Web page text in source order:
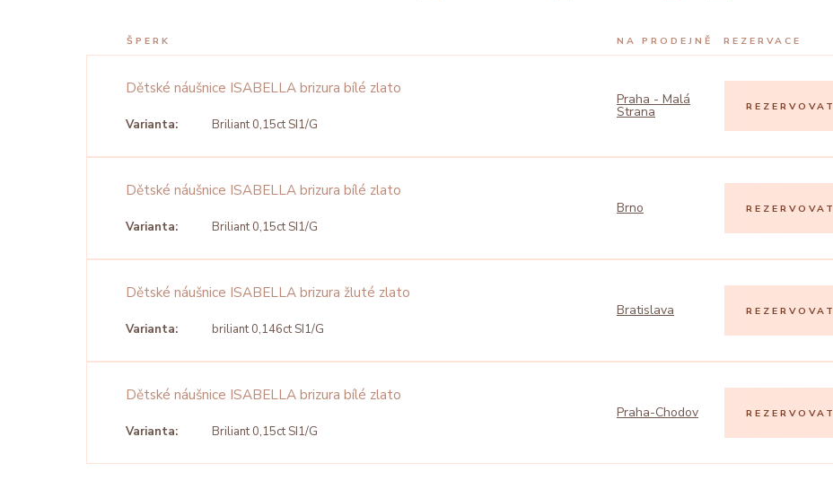
ŠPERK NA PRODEJNĚ REZERVACE
Dětské náušnice ISABELLA brizura bílé zlato
Varianta: Briliant 0,15ct SI1/G
Praha - Malá
Strana REZERVOVAT
Dětské náušnice ISABELLA brizura bílé zlato
Varianta: Briliant 0,15ct SI1/G
Brno REZERVOVAT
Dětské náušnice ISABELLA brizura žluté zlato
Varianta: briliant 0,146ct SI1/G
Bratislava REZERVOVAT
Dětské náušnice ISABELLA brizura bílé zlato
Varianta: Briliant 0,15ct SI1/G
Praha-Chodov REZERVOVAT